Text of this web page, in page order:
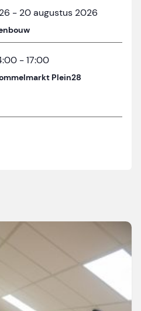
- 20 augustus 2026
-17:00
Plein28